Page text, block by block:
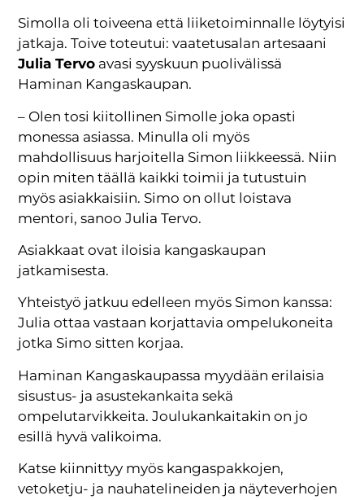
Simolla oli toiveena että liiketoiminnalle löytyisi
jatkaja.Toive toteutui: vaatetusalan artesaani
Julia Tervo avasi syyskuun puolivälissä
Haminan Kangaskaupan.
– Olen tosi kiitollinen Simolle joka opasti
monessa asiassa. Minulla oli myös
mahdollisuus harjoitella Simon liikkeessä. Niin
opin miten täällä kaikki toimii ja tutustuin
myös asiakkaisiin. Simo on ollut loistava
mentori, sanoo Julia Tervo.
Asiakkaat ovat iloisia kangaskaupan
jatkamisesta.
Yhteistyö jatkuu edelleen myös Simon kanssa:
Julia ottaa vastaan korjattavia ompelukoneita
jotka Simo sitten korjaa.
Haminan Kangaskaupassa myydään erilaisia
sisustus- ja asustekankaita sekä
ompelutarvikkeita. Joulukankaitakin on jo
esillä hyvä valikoima.
Katse kiinnittyy myös kangaspakkojen,
vetoketju- ja nauhatelineiden ja näyteverhojen